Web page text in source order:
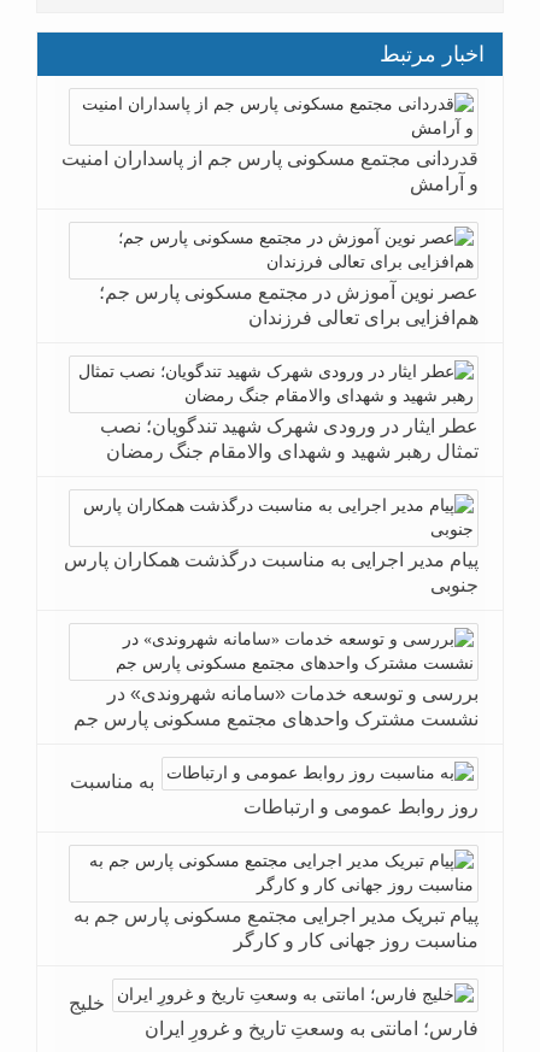
اخبار مرتبط
قدردانی مجتمع مسکونی پارس جم از پاسداران امنیت
و آرامش
عصر نوین آموزش در مجتمع مسکونی پارس جم؛
هم‌افزایی برای تعالی فرزندان
عطر ایثار در ورودی شهرک شهید تندگویان؛ نصب
تمثال رهبر شهید و شهدای والامقام جنگ رمضان
پیام مدیر اجرایی به مناسبت درگذشت همکاران پارس
جنوبی
بررسی و توسعه خدمات «سامانه شهروندی» در
نشست مشترک واحدهای مجتمع مسکونی پارس جم
به مناسبت
روز روابط عمومی و ارتباطات
پیام تبریک مدیر اجرایی مجتمع مسکونی پارس جم به
مناسبت روز جهانی کار و کارگر
خلیج
فارس؛ امانتی به وسعتِ تاریخ و غرورِ ایران